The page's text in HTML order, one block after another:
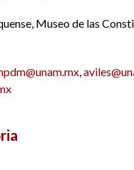
Museo de las
,